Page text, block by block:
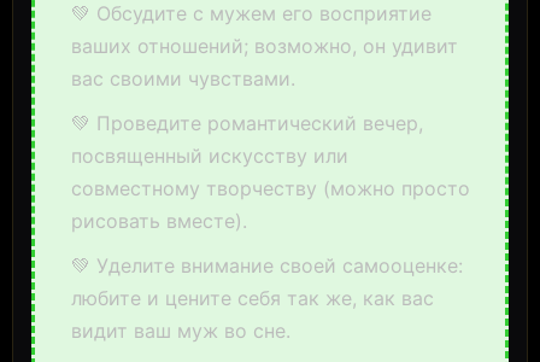
💚 Обсудите с мужем его восприятие
ваших отношений; возможно, он удивит
вас своими чувствами.
💚 Проведите романтический вечер,
посвященный искусству или
совместному творчеству (можно просто
рисовать вместе).
💚 Уделите внимание своей самооценке:
любите и цените себя так же, как вас
видит ваш муж во сне.